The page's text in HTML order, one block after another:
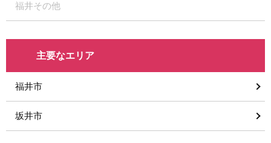
福井その他
主要なエリア
福井市
坂井市